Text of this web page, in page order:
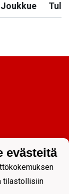
Joukkue
evästeitä
tilastollisiin